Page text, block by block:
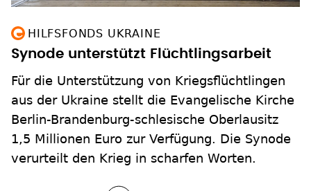
HILFSFONDS UKRAINE
Synode unterstützt Flüchtlingsarbeit
Für die Unterstützung von Kriegsflüchtlingen
aus der Ukraine stellt die Evangelische Kirche
Berlin-Brandenburg-schlesische Oberlausitz
1,5 Millionen Euro zur Verfügung. Die Synode
verurteilt den Krieg in scharfen Worten.